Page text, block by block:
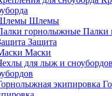
Шлемы
Палки
Защита
Маски